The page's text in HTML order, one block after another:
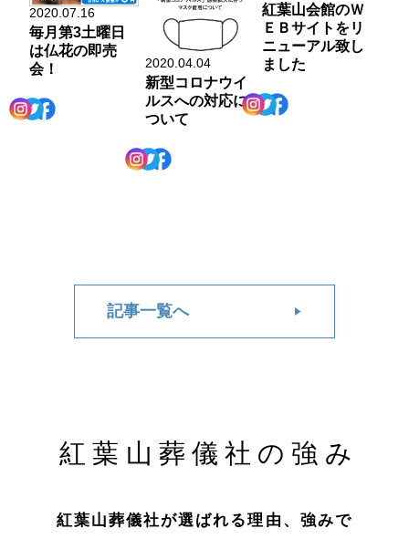
2020.07.16
毎月第3土曜日
は仏花の即売
会！
2020.04.04
新型コロナウイ
ルスへの対応に
ついて
紅葉山会館のＷ
ＥＢサイトをリ
ニューアル致し
ました
記事一覧へ
紅葉山葬儀社の強み
紅葉山葬儀社が選ばれる理由、強みで